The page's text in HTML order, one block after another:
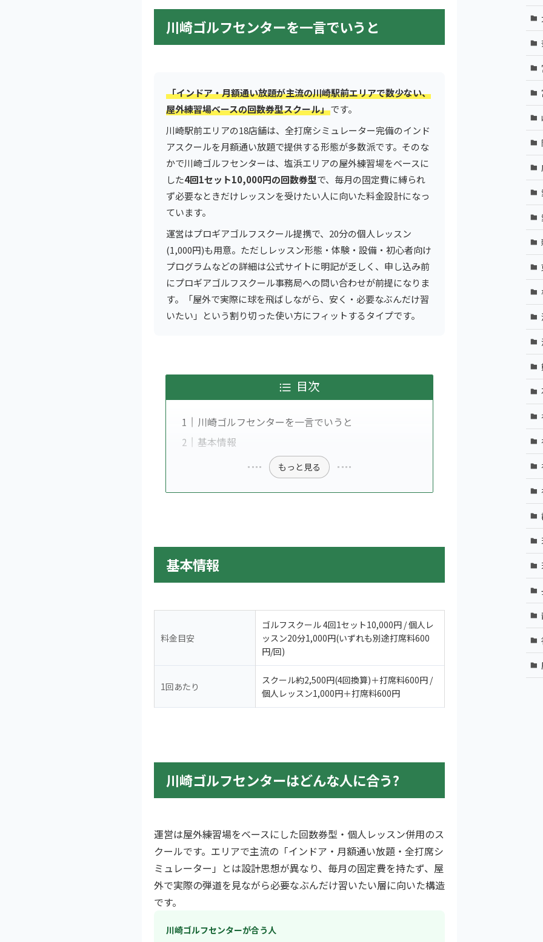
川崎ゴルフセンターを一言でいうと
「インドア・月額通い放題が主流の川崎駅前エリアで数少ない、
屋外練習場ベースの回数券型スクール」です。
川崎駅前エリアの18店舗は、全打席シミュレーター完備のインド
アスクールを月額通い放題で提供する形態が多数派です。そのな
かで川崎ゴルフセンターは、塩浜エリアの屋外練習場をベースに
した4回1セット10,000円の回数券型で、毎月の固定費に縛られ
ず必要なときだけレッスンを受けたい人に向いた料金設計になっ
ています。
運営はプロギアゴルフスクール提携で、20分の個人レッスン
(1,000円)も用意。ただしレッスン形態・体験・設備・初心者向け
プログラムなどの詳細は公式サイトに明記が乏しく、申し込み前
にプロギアゴルフスクール事務局への問い合わせが前提になりま
す。「屋外で実際に球を飛ばしながら、安く・必要なぶんだけ習
いたい」という割り切った使い方にフィットするタイプです。
目次
川崎ゴルフセンターを一言でいうと
基本情報
もっと見る
基本情報
料金目安
ゴルフスクール 4回1セット10,000円 / 個人レ
ッスン20分1,000円(いずれも別途打席料600
円/回)
1回あたり
スクール約2,500円(4回換算)＋打席料600円 /
個人レッスン1,000円＋打席料600円
川崎ゴルフセンターはどんな人に合う?
運営は屋外練習場をベースにした回数券型・個人レッスン併用のス
クールです。エリアで主流の「インドア・月額通い放題・全打席シ
ミュレーター」とは設計思想が異なり、毎月の固定費を持たず、屋
外で実際の弾道を見ながら必要なぶんだけ習いたい層に向いた構造
です。
川崎ゴルフセンターが合う人